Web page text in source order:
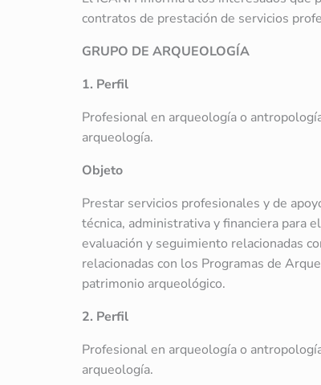
contratos de prestación de servicios
GRUPO DE ARQUEOLOGÍA
1. Perfil
Profesional en arqueología o
arqueología.
Objeto
Prestar servicios profesionales y de
técnica, administrativa y financiera para
evaluación y seguimiento relacionadas
relacionadas con los Programas de
patrimonio arqueológico.
2. Perfil
Profesional en arqueología o
arqueología.